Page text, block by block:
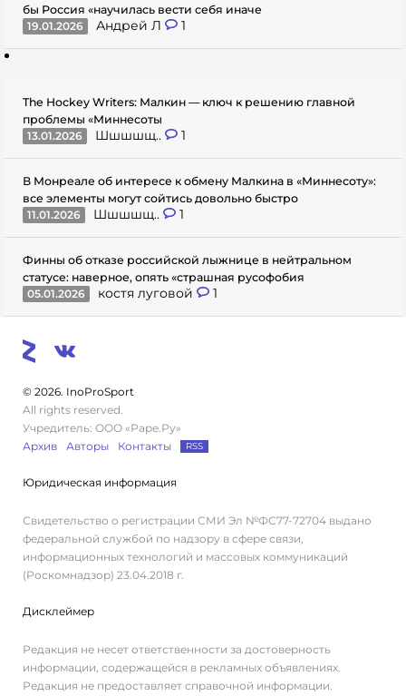
бы Россия «научилась вести себя иначе
19.01.2026
Андрей Л 1
The Hockey Writers: Малкин — ключ к решению главной
проблемы «Миннесоты
13.01.2026
Шшшшщ.. 1
В Монреале об интересе к обмену Малкина в «Миннесоту»:
все элементы могут сойтись довольно быстро
11.01.2026
Шшшшщ.. 1
Финны об отказе российской лыжнице в нейтральном
статусе: наверное, опять «страшная русофобия
05.01.2026
костя луговой 1
© 2026. InoProSport
All rights reserved.
Учредитель: ООО «Раре.Ру»
Архив
Авторы Контакты RSS
Юридическая информация
Свидетельство о регистрации СМИ Эл №ФС77-72704 выдано
федеральной службой по надзору в сфере связи,
информационных технологий и массовых коммуникаций
(Роскомнадзор) 23.04.2018 г.
Дисклеймер
Редакция не несет ответственности за достоверность
информации, содержащейся в рекламных объявлениях.
Редакция не предоставляет справочной информации.